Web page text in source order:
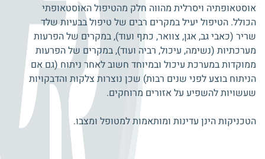
אוסטאופתיה ויסרלית מהווה חלק מהטיפול האוסטאופתי
הכולל. הטיפול יעיל במקרים רבים של טיפול בבעיות שלד
שריר (כאבי גב, אגן, צוואר, כתף ועוד), במקרים של הפרעות
מערכתיות (נשימה, עיכול, רביה ועוד), במקרים של הפרעות
ממוקדות במערכת עיכול ובמיוחד חשוב לאחר ניתוח (גם אם
הניתוח בוצע לפני שנים רבות) שכן נוצרות צלקות והדבקויות
שעשויות להשפיע על אזורים מרוחקים.
הטכניקות הינן עדינות ומותאמות למטופל ומצבו.